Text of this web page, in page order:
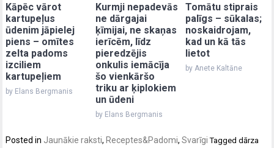
Kāpēc vārot
kartupeļus
ūdenim jāpielej
piens – omītes
zelta padoms
izciliem
kartupeļiem
by Elans Bergmanis
Kurmji nepadevās
ne dārgajai
ķīmijai, ne skaņas
ierīcēm, līdz
pieredzējis
onkulis iemācīja
šo vienkāršo
triku ar ķiplokiem
un ūdeni
by Elans Bergmanis
Tomātu stiprais
palīgs – sūkalas;
noskaidrojam,
kad un kā tās
lietot
by Anete Kaltāne
Posted in Jaunākie raksti, Receptes&Padomi,Svarīgi Taggeddārza